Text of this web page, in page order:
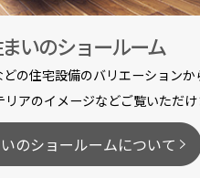
いのショールーム
の住宅設備のバリエーションか
アのイメージなどご覧いただけ
のショールームについて